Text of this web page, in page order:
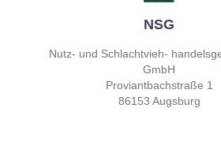
NSG
Nutz- und Schlachtvieh-
GmbH
Proviantbachstraße 1
86153 Augsburg